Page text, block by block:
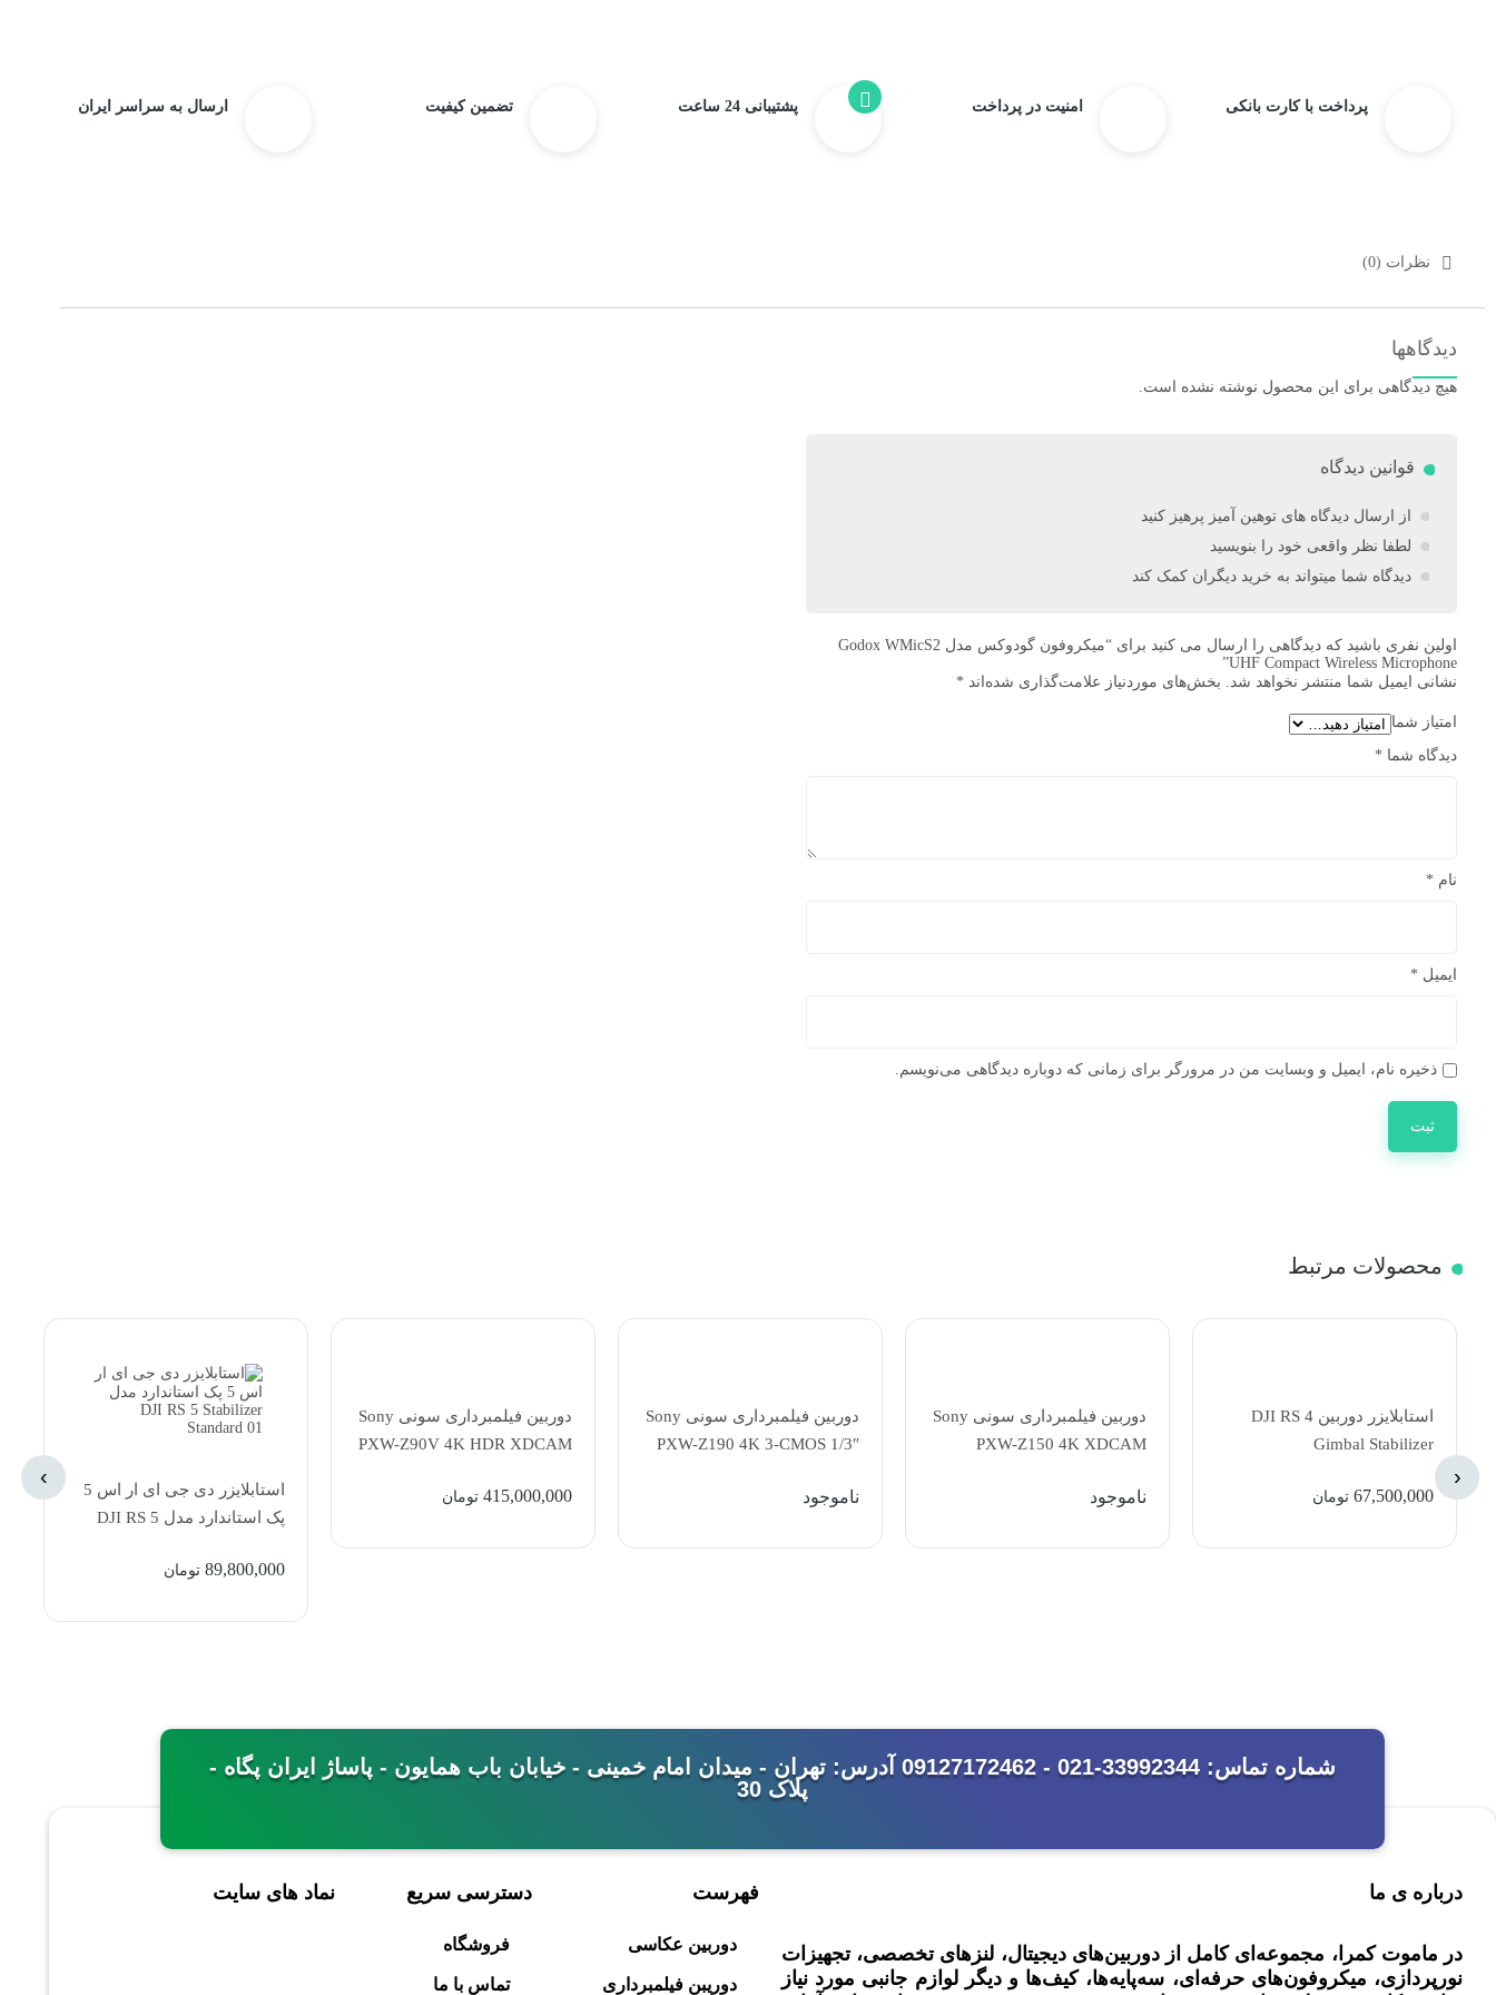
پرداخت با کارت بانکی امنیت در پرداخت پشتیبانی 24 ساعت تضمین کیفیت ارسال به سراسر ایران
نظرات (0)
دیدگاهها
هیچ دیدگاهی برای این محصول نوشته نشده است.
قوانین دیدگاه
از ارسال دیدگاه های توهین آمیز پرهیز کنید
لطفا نظر واقعی خود را بنویسید
دیدگاه شما میتواند به خرید دیگران کمک کند
اولین نفری باشید که دیدگاهی را ارسال می کنید برای “میکروفون گودوکس مدل Godox WMicS2
UHF Compact Wireless Microphone”
نشانی ایمیل شما منتشر نخواهد شد. بخش‌های موردنیاز علامت‌گذاری شده‌اند *
امتیاز شما
دیدگاه شما *
نام *
ایمیل *
ذخیره نام، ایمیل و وبسایت من در مرورگر برای زمانی که دوباره دیدگاهی می‌نویسم.
محصولات مرتبط
استابلایزر دوربین DJI RS 4
Gimbal Stabilizer
67,500,000 تومان
دوربین فیلمبرداری سونی Sony
PXW-Z150 4K XDCAM
ناموجود
دوربین فیلمبرداری سونی Sony
PXW-Z190 4K 3-CMOS 1/3″
ناموجود
دوربین فیلمبرداری سونی Sony
PXW-Z90V 4K HDR XDCAM
415,000,000 تومان
استابلایزر دی جی ای ار اس 5
پک استاندارد مدل DJI RS 5
89,800,000 تومان
‹
›
شماره تماس: 33992344-021 - 09127172462 آدرس: تهران - میدان امام خمینی - خیابان باب همایون - پاساژ ایران پگاه -
پلاک 30
درباره ی ما
در ماموت کمرا، مجموعه‌ای کامل از دوربین‌های دیجیتال، لنزهای تخصصی، تجهیزات
نورپردازی، میکروفون‌های حرفه‌ای، سه‌پایه‌ها، کیف‌ها و دیگر لوازم جانبی مورد نیاز
فهرست
دوربین عکاسی
دوریبن فیلمبرداری
دسترسی سریع
فروشگاه
تماس با ما
نماد های سایت